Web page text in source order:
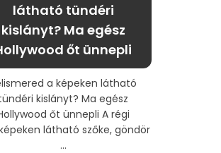
látható tündéri
kislányt? Ma egész
őt ünnepli
a képeken látható
kislányt? Ma egész
őt ünnepli A régi
látható szőke, göndör
...